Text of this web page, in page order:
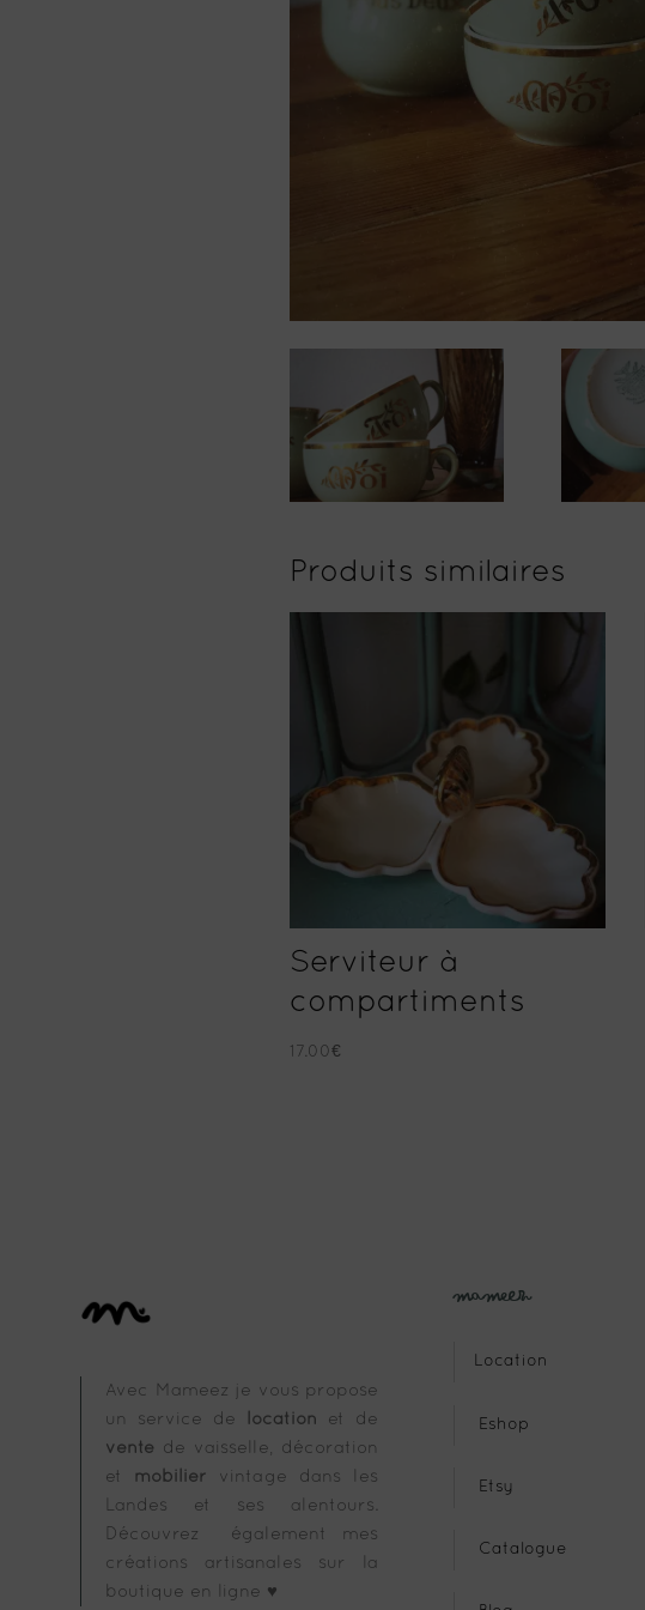
Produits similaires
Serviteur à
compartiments
17.00€
Avec Mameez je vous propose
un service de
location et de
vente de vaisselle, décoration
et mobilier vintage dans les
Landes et ses alentours.
Découvrez également mes
créations artisanales sur la
boutique en ligne ♥
Mameez
Location
Eshop
Etsy
Catalogue